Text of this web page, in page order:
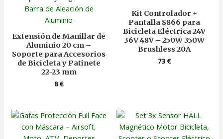
Extensión de Manillar de
Aluminio 20 cm –
Soporte para Accesorios
de Bicicleta y Patinete
22-23 mm
8€
Kit Controlador +
Pantalla S866 para
Bicicleta Eléctrica 24V
36V 48V – 250W 350W
Brushless 20A
73€